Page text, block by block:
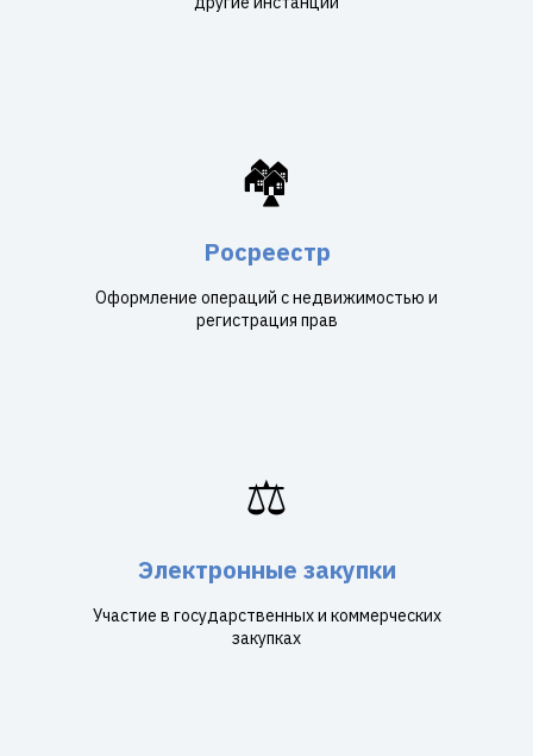
🏘️
Росреестр
Оформление операций с недвижимостью и
регистрация прав
⚖️
Электронные закупки
Участие в государственных и коммерческих
закупках